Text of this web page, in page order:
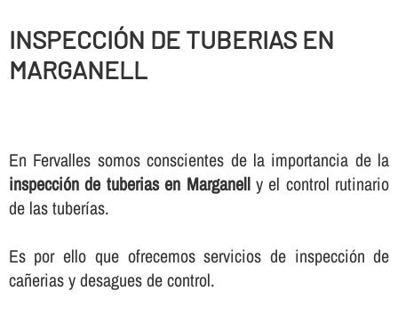
INSPECCIÓN DE TUBERIAS EN
MARGANELL
En Fervalles somos conscientes de la importancia de la
inspección de tuberias en Marganelly el control rutinario
de las tuberí­as.
Es por ello que ofrecemos servicios de inspección de
cañerias y desagues de control.